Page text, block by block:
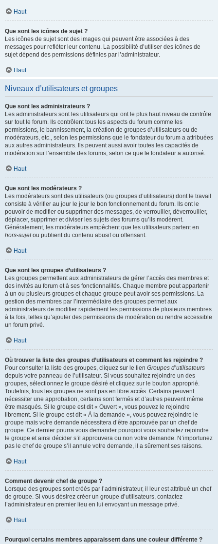
Haut
Que sont les icônes de sujet ?
Les icônes de sujet sont des images qui peuvent être associées à des
messages pour refléter leur contenu. La possibilité d’utiliser des icônes de
sujet dépend des permissions définies par l’administrateur.
Haut
Niveaux d’utilisateurs et groupes
Que sont les administrateurs ?
Les administrateurs sont les utilisateurs qui ont le plus haut niveau de contrôle
sur tout le forum. Ils contrôlent tous les aspects du forum comme les
permissions, le bannissement, la création de groupes d’utilisateurs ou de
modérateurs, etc., selon les permissions que le fondateur du forum a attribuées
aux autres administrateurs. Ils peuvent aussi avoir toutes les capacités de
modération sur l’ensemble des forums, selon ce que le fondateur a autorisé.
Haut
Que sont les modérateurs ?
Les modérateurs sont des utilisateurs (ou groupes d’utilisateurs) dont le travail
consiste à vérifier au jour le jour le bon fonctionnement du forum. Ils ont le
pouvoir de modifier ou supprimer des messages, de verrouiller, déverrouiller,
déplacer, supprimer et diviser les sujets des forums qu’ils modèrent.
Généralement, les modérateurs empêchent que les utilisateurs partent en
hors-sujetou publient du contenu abusif ou offensant.
Haut
Que sont les groupes d’utilisateurs ?
Les groupes permettent aux administrateurs de gérer l’accès des membres et
des invités au forum et à ses fonctionnalités. Chaque membre peut appartenir
à un ou plusieurs groupes et chaque groupe peut avoir ses permissions. La
gestion des membres par l’intermédiaire des groupes permet aux
administrateurs de modifier rapidement les permissions de plusieurs membres
à la fois, telles qu’ajouter des permissions de modération ou rendre accessible
un forum privé.
Haut
Où trouver la liste des groupes d’utilisateurs et comment les rejoindre ?
Pour consulter la liste des groupes, cliquez sur le lien Groupes d’utilisateurs
depuis votre panneau de l’utilisateur. Si vous souhaitez rejoindre un des
groupes, sélectionnez le groupe désiré et cliquez sur le bouton approprié.
Toutefois, tous les groupes ne sont pas en libre accès. Certains peuvent
nécessiter une approbation, certains sont fermés et d’autres peuvent même
être masqués. Si le groupe est dit « Ouvert », vous pouvez le rejoindre
librement. Si le groupe est dit « À la demande », vous pouvez rejoindre le
groupe mais votre demande nécessitera d’être approuvée par un chef de
groupe. Ce dernier pourra vous demander pourquoi vous souhaitez rejoindre
le groupe et ainsi décider s’il approuvera ou non votre demande. N’importunez
pas le chef de groupe s’il annule votre demande, il a sûrement ses raisons.
Haut
Comment devenir chef de groupe ?
Lorsque des groupes sont créés par l’administrateur, il leur est attribué un chef
de groupe. Si vous désirez créer un groupe d’utilisateurs, contactez
l’administrateur en premier lieu en lui envoyant un message privé.
Haut
Pourquoi certains membres apparaissent dans une couleur différente ?